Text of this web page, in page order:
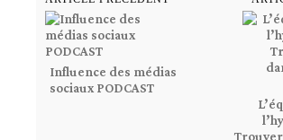
Influence des médias
sociaux PODCAST
Trouver